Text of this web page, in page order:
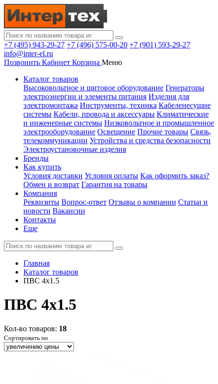
+7 (495) 943-29-27 +7 (496) 575-00-20 +7 (901) 593-29-27
info@inter-el.ru
Позвонить Кабинет Корзина Меню
Каталог товаров
Высоковольтное и щитовое оборудование Генераторы
электроэнергии и элементы питания Изделия для
электромонтажа Инструменты, техника Кабеленесущие
системы Кабели, провода и аксессуары Климатические
и инженерные системы Низковольтное и промышленное
электрооборудование Освещение Прочие товары Связь,
телекоммуникации Устройства и средства безопасности
Электроустановочные изделия
Бренды
Как купить
Условия доставки Условия оплаты Как оформить заказ?
Обмен и возврат Гарантия на товары
Компания
Реквизиты Вопрос-ответ Отзывы о компании Статьи и
новости Вакансии
Контакты
Еще
Главная
Каталог товаров
ПВС 4x1.5
ПВС 4x1.5
Кол-во товаров: 18
Сортировать по